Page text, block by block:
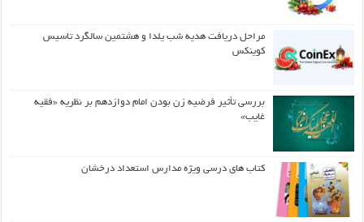
مراحل دریافت هدیه شب یلدا و هشتمین سالگرد تاسیس
کوینکس
بررسی تأثیر فرضیه زن بودن امام دوازدهم بر نظریه «فقیه
غایب»
کتاب های درسی ویژه مدارس استعداد درخشان